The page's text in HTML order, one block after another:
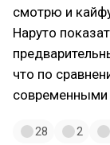
смотрю и
Наруто
что по
современными
28 2